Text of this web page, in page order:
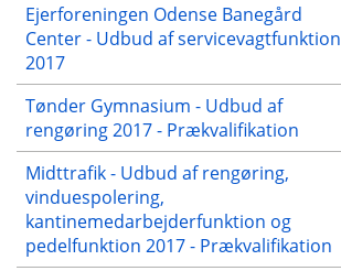
Ejerforeningen Odense Banegård
Center - Udbud af servicevagtfunktion
2017
Tønder Gymnasium - Udbud af
rengøring 2017 - Prækvalifikation
Midttrafik - Udbud af rengøring,
vinduespolering,
kantinemedarbejderfunktion og
pedelfunktion 2017 - Prækvalifikation